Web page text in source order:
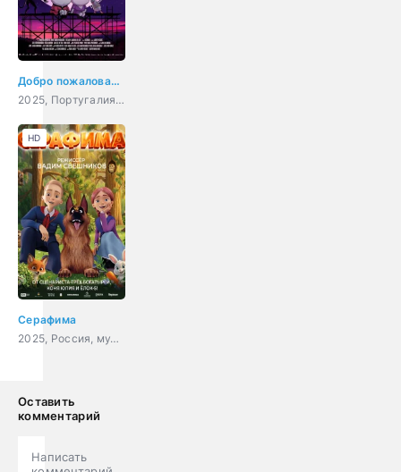
Добро пожаловать в Декорадо
2025, Португалия, Испания, мультфильм, ужасы, фэнтези, комедия
Серафима
2025, Россия, мультфильм, семейный
HD
Оставить
комментарий
Написать